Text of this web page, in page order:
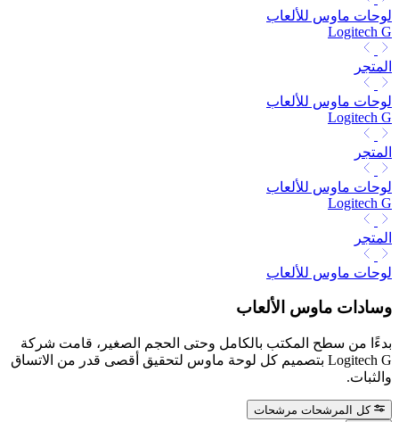
لوحات ماوس للألعاب
Logitech G
المتجر
لوحات ماوس للألعاب
Logitech G
المتجر
لوحات ماوس للألعاب
Logitech G
المتجر
لوحات ماوس للألعاب
وسادات ماوس الألعاب
بدءًا من سطح المكتب بالكامل وحتى الحجم الصغير، قامت شركة
Logitech G بتصميم كل لوحة ماوس لتحقيق أقصى قدر من الاتساق
والثبات.
كل المرشحات مرشحات